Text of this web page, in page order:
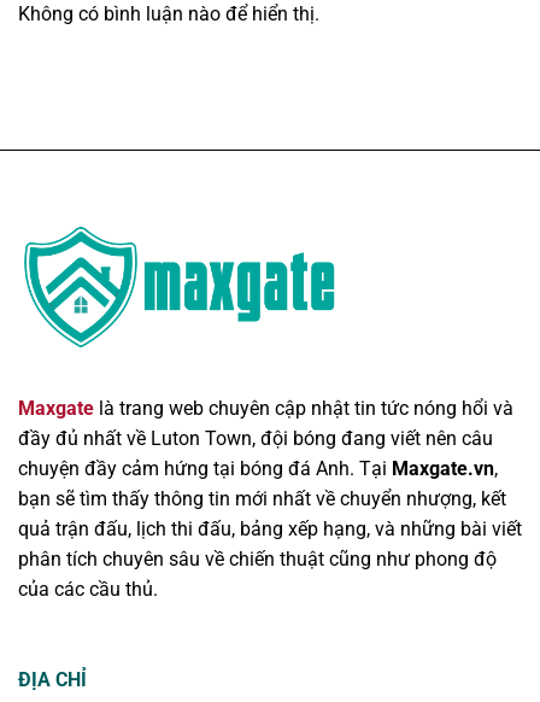
Không có bình luận nào để hiển thị.
Maxgate là trang web chuyên cập nhật tin tức nóng hổi và
đầy đủ nhất về Luton Town, đội bóng đang viết nên câu
chuyện đầy cảm hứng tại bóng đá Anh. Tại Maxgate.vn,
bạn sẽ tìm thấy thông tin mới nhất về chuyển nhượng, kết
quả trận đấu, lịch thi đấu, bảng xếp hạng, và những bài viết
phân tích chuyên sâu về chiến thuật cũng như phong độ
của các cầu thủ.
ĐỊA CHỈ